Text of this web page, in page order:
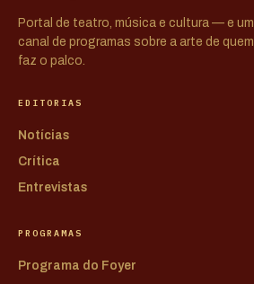
Portal de teatro, música e cultura — e um
canal de programas sobre a arte de quem
faz o palco.
EDITORIAS
Notícias
Crítica
Entrevistas
PROGRAMAS
Programa do Foyer